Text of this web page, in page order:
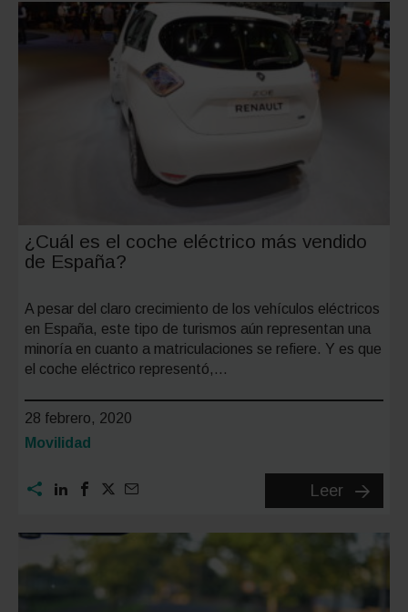
países
es
válido
¿Cuál es el coche eléctrico más vendido
de España?
A pesar del claro crecimiento de los vehículos eléctricos
en España, este tipo de turismos aún representan una
minoría en cuanto a matriculaciones se refiere. Y es que
el coche eléctrico representó,…
28 febrero, 2020
Categoría:
Movilidad
Leer
¿Cuál
el
coche
eléctrico